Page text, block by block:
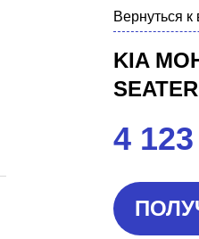
Вернуться
KIA
4